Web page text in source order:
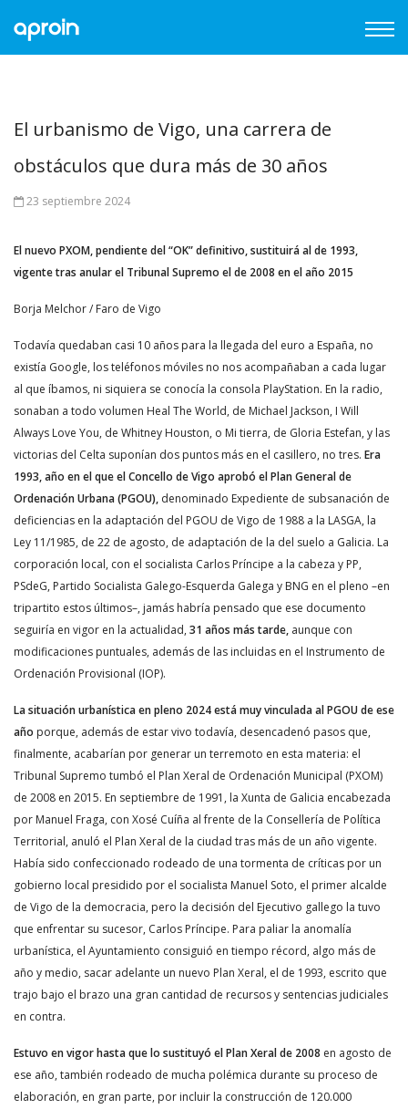
El urbanismo de Vigo, una carrera de
obstáculos que dura más de 30 años
23 septiembre 2024
El nuevo PXOM, pendiente del “OK” definitivo, sustituirá al de 1993,
vigente tras anular el Tribunal Supremo el de 2008 en el año 2015
Borja Melchor / Faro de Vigo
Todavía quedaban casi 10 años para la llegada del euro a España, no
existía Google, los teléfonos móviles no nos acompañaban a cada lugar
al que íbamos, ni siquiera se conocía la consola PlayStation. En la radio,
sonaban a todo volumen Heal The World, de Michael Jackson, I Will
Always Love You, de Whitney Houston, o Mi tierra, de Gloria Estefan, y las
victorias del Celta suponían dos puntos más en el casillero, no tres. Era
1993, año en el que el Concello de Vigo aprobó el Plan General de
Ordenación Urbana (PGOU), denominado Expediente de subsanación de
deficiencias en la adaptación del PGOU de Vigo de 1988 a la LASGA, la
Ley 11/1985, de 22 de agosto, de adaptación de la del suelo a Galicia. La
corporación local, con el socialista Carlos Príncipe a la cabeza y PP,
PSdeG, Partido Socialista Galego-Esquerda Galega y BNG en el pleno –en
tripartito estos últimos–, jamás habría pensado que ese documento
seguiría en vigor en la actualidad, 31 años más tarde, aunque con
modificaciones puntuales, además de las incluidas en el Instrumento de
Ordenación Provisional (IOP).
La situación urbanística en pleno 2024 está muy vinculada al PGOU de ese
año porque, además de estar vivo todavía, desencadenó pasos que,
finalmente, acabarían por generar un terremoto en esta materia: el
Tribunal Supremo tumbó el Plan Xeral de Ordenación Municipal (PXOM)
de 2008 en 2015. En septiembre de 1991, la Xunta de Galicia encabezada
por Manuel Fraga, con Xosé Cuíña al frente de la Consellería de Política
Territorial, anuló el Plan Xeral de la ciudad tras más de un año vigente.
Había sido confeccionado rodeado de una tormenta de críticas por un
gobierno local presidido por el socialista Manuel Soto, el primer alcalde
de Vigo de la democracia, pero la decisión del Ejecutivo gallego la tuvo
que enfrentar su sucesor, Carlos Príncipe. Para paliar la anomalía
urbanística, el Ayuntamiento consiguió en tiempo récord, algo más de
año y medio, sacar adelante un nuevo Plan Xeral, el de 1993, escrito que
trajo bajo el brazo una gran cantidad de recursos y sentencias judiciales
en contra.
Estuvo en vigor hasta que lo sustituyó el Plan Xeral de 2008 en agosto de
ese año, también rodeado de mucha polémica durante su proceso de
elaboración, en gran parte, por incluir la construcción de 120.000